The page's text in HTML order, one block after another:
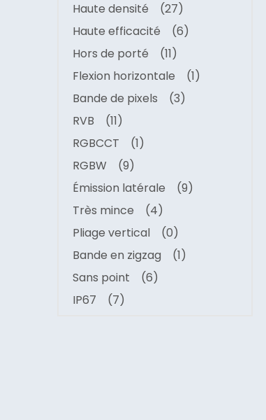
Haute densité
(27)
Haute efficacité
(6)
Hors de porté
(11)
Flexion horizontale
(1)
Bande de pixels
(3)
RVB
(11)
RGBCCT
(1)
RGBW
(9)
Émission latérale
(9)
Très mince
(4)
Pliage vertical
(0)
Bande en zigzag
(1)
Sans point
(6)
IP67
(7)